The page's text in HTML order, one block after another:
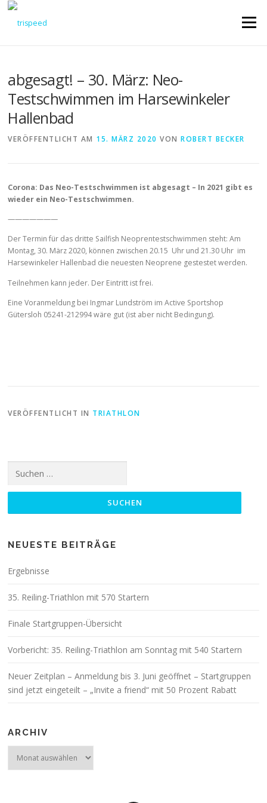
Direkt
Menü
abgesagt! – 30. März: Neo-
Testschwimmen im Harsewinkeler
Hallenbad
VERÖFFENTLICHT AM 15. MÄRZ 2020 VONROBERT BECKER
Corona: Das Neo-Testschwimmen ist abgesagt – In 2021 gibt es
wieder ein Neo-Testschwimmen.
———————
Der Termin für das dritte Sailfish Neoprentestschwimmen steht: Am
Montag, 30. März 2020, können zwischen 20.15 Uhr und 21.30 Uhr im
Harsewinkeler Hallenbad die neuesten Neoprene gestestet werden.
Teilnehmen kann jeder. Der Eintritt ist frei.
Eine Voranmeldung bei Ingmar Lundström im Active Sportshop
Gütersloh 05241-212994 wäre gut (ist aber nicht Bedingung).
VERÖFFENTLICHT IN TRIATHLON
nach:
NEUESTE BEITRÄGE
Ergebnisse
35. Reiling-Triathlon mit 570 Startern
Finale Startgruppen-Übersicht
Vorbericht: 35. Reiling-Triathlon am Sonntag mit 540 Startern
Neuer Zeitplan – Anmeldung bis 3. Juni geöffnet – Startgruppen
sind jetzt eingeteilt – „Invite a friend“ mit 50 Prozent Rabatt
ARCHIV